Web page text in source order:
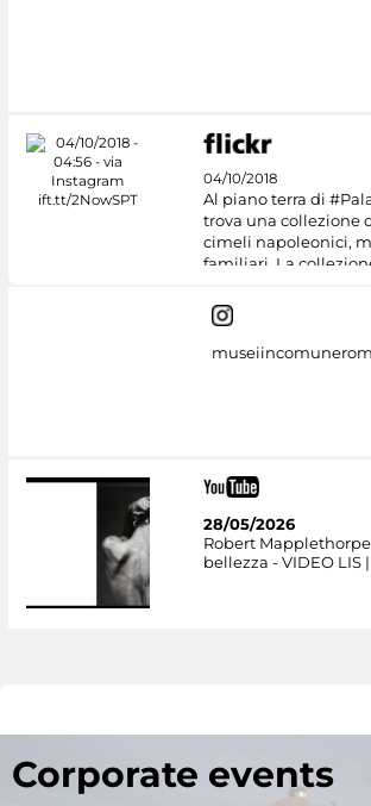
04/10/2018
Al piano terra di
trova una collezione
cimeli napoleonici,
familiari. La
28/05/2026
Robert
bellezza - VIDEO LIS
Corporate events